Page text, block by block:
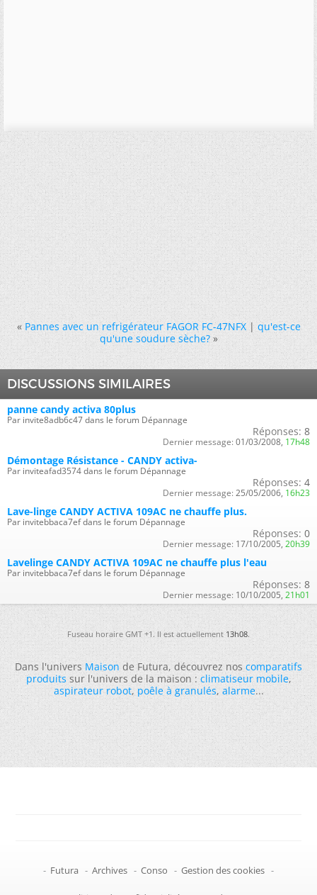
« Pannes avec un refrigérateur FAGOR FC-47NFX|qu'est-ce
qu'une soudure sèche? »
DISCUSSIONS SIMILAIRES
panne candy activa 80plus
Par invite8adb6c47 dans le forum Dépannage
Réponses: 8
Dernier message: 01/03/2008, 17h48
Démontage Résistance - CANDY activa-
Par inviteafad3574 dans le forum Dépannage
Réponses: 4
Dernier message: 25/05/2006, 16h23
Lave-linge CANDY ACTIVA 109AC ne chauffe plus.
Par invitebbaca7ef dans le forum Dépannage
Réponses: 0
Dernier message: 17/10/2005, 20h39
Lavelinge CANDY ACTIVA 109AC ne chauffe plus l'eau
Par invitebbaca7ef dans le forum Dépannage
Réponses: 8
Dernier message: 10/10/2005, 21h01
Fuseau horaire GMT +1. Il est actuellement13h08.
Dans l'universMaisonde Futura, découvrez noscomparatifs
produitssur l'univers de la maison :climatiseur mobile,
aspirateur robot,poêle à granulés,alarme...
- Futura - Archives - Conso - Gestion des cookies -